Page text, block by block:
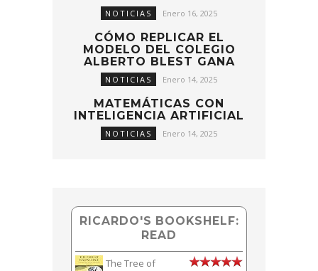
NOTICIAS Enero 16, 2025
CÓMO REPLICAR EL
MODELO DEL COLEGIO
ALBERTO BLEST GANA
NOTICIAS Enero 14, 2025
MATEMÁTICAS CON
INTELIGENCIA ARTIFICIAL
NOTICIAS Enero 14, 2025
RICARDO'S BOOKSHELF:
READ
The Tree of